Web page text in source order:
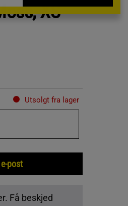
XS
Utsolgt fra lager
post
Få beskjed